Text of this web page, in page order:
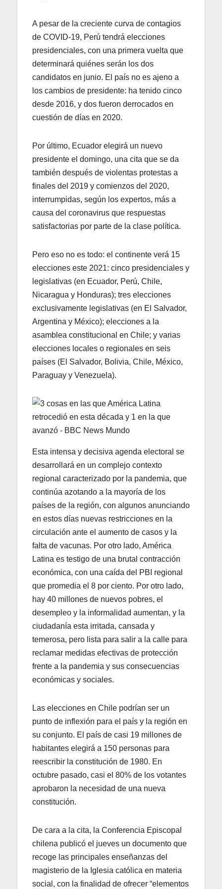
A pesar de la creciente curva de contagios
de COVID-19, Perú tendrá elecciones
presidenciales, con una primera vuelta que
determinará quiénes serán los dos
candidatos en junio. El país no es ajeno a
los cambios de presidente: ha tenido cinco
desde 2016, y dos fueron derrocados en
cuestión de días en 2020.
Por último, Ecuador elegirá un nuevo
presidente el domingo, una cita que se da
también después de violentas protestas a
finales del 2019 y comienzos del 2020,
interrumpidas, según los expertos, más a
causa del coronavirus que respuestas
satisfactorias por parte de la clase política.
Pero eso no es todo: el continente verá 15
elecciones este 2021: cinco presidenciales y
legislativas (en Ecuador, Perú, Chile,
Nicaragua y Honduras); tres elecciones
exclusivamente legislativas (en El Salvador,
Argentina y México); elecciones a la
asamblea constitucional en Chile; y varias
elecciones locales o regionales en seis
países (El Salvador, Bolivia, Chile, México,
Paraguay y Venezuela).
Esta intensa y decisiva agenda electoral se
desarrollará en un complejo contexto
regional caracterizado por la pandemia, que
continúa azotando a la mayoría de los
países de la región, con algunos anunciando
en estos días nuevas restricciones en la
circulación ante el aumento de casos y la
falta de vacunas. Por otro lado, América
Latina es testigo de una brutal contracción
económica, con una caída del PBI regional
que promedia el 8 por ciento. Por otro lado,
hay 40 millones de nuevos pobres, el
desempleo y la informalidad aumentan, y la
ciudadanía esta irritada, cansada y
temerosa, pero lista para salir a la calle para
reclamar medidas efectivas de protección
frente a la pandemia y sus consecuencias
económicas y sociales.
Las elecciones en Chile podrían ser un
punto de inflexión para el país y la región en
su conjunto. El país de casi 19 millones de
habitantes elegirá a 150 personas para
reescribir la constitución de 1980. En
octubre pasado, casi el 80% de los votantes
aprobaron la necesidad de una nueva
constitución.
De cara a la cita, la Conferencia Episcopal
chilena publicó el jueves un documento que
recoge las principales enseñanzas del
magisterio de la Iglesia católica en materia
social, con la finalidad de ofrecer “elementos